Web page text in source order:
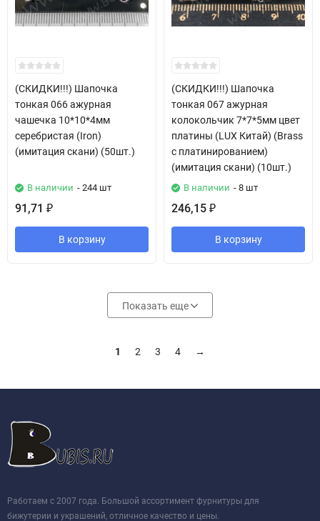
(СКИДКИ!!!) Шапочка
тонкая 066 ажурная
чашечка 10*10*4мм
серебристая (Iron)
(имитация скани) (50шт.)
В наличии - 244 шт
91,71 ₽
В корзину
(СКИДКИ!!!) Шапочка
тонкая 067 ажурная
колокольчик 7*7*5мм цвет
платины (LUX Китай) (Brass
с платинированием)
(имитация скани) (10шт.)
В наличии - 8 шт
246,15 ₽
В корзину
Показать еще
1 2 3 4 →
Работаем с 2007 года. Большой ассортимент фурнитуры для
бижутерии и украшений, отличное качество и цены.